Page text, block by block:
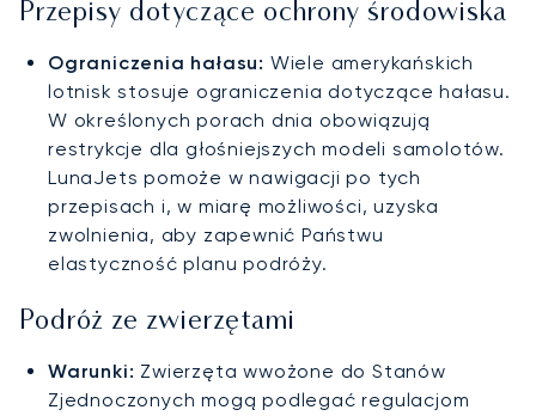
Przepisy dotyczące ochrony środowiska
Ograniczenia hałasu: Wiele amerykańskich
lotnisk stosuje ograniczenia dotyczące hałasu.
W określonych porach dnia obowiązują
restrykcje dla głośniejszych modeli samolotów.
LunaJets pomoże w nawigacji po tych
przepisach i, w miarę możliwości, uzyska
zwolnienia, aby zapewnić Państwu
elastyczność planu podróży.
Podróż ze zwierzętami
Warunki: Zwierzęta wwożone do Stanów
Zjednoczonych mogą podlegać regulacjom